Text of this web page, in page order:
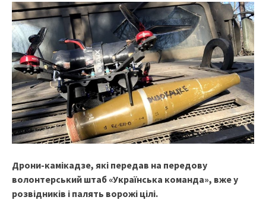
Дрони-камікадзе, які передав на передову
волонтерський штаб «Українська команда», вже у
розвідників і палять ворожі цілі.